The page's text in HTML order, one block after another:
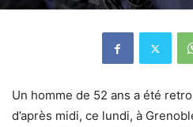
Un homme de 52 ans a été
d’après midi, ce lundi, à